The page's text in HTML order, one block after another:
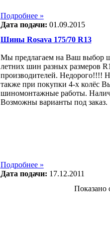
Подробнее »
Дата подачи: 01.09.2015
Шины Rosava 175/70 R13
Мы предлагаем на Ваш выбор
летних шин разных размеров
производителей. Недорого!!!!
также при покупки 4-х колёс
шиномонтажные работы.
Возможны варианты под заказ.
Подробнее »
Дата подачи: 17.12.2011
Показано